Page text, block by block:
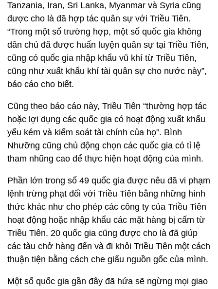
Tanzania, Iran, Sri Lanka, Myanmar và Syria cũng
được cho là đã hợp tác quân sự với Triều Tiên.
“Trong một số trường hợp, một số quốc gia không
dân chủ đã được huấn luyện quân sự tại Triều Tiên,
cũng có quốc gia nhập khẩu vũ khí từ Triều Tiên,
cũng như xuất khẩu khí tài quân sự cho nước này”,
báo cáo cho biết.
Cũng theo báo cáo này, Triều Tiên “thường hợp tác
hoặc lợi dụng các quốc gia có hoạt động xuất khẩu
yếu kém và kiểm soát tài chính của họ”. Bình
Nhưỡng cũng chủ động chọn các quốc gia có tỉ lệ
tham nhũng cao để thực hiện hoạt động của mình.
Phần lớn trong số 49 quốc gia được nêu đã vi phạm
lệnh trừng phạt đối với Triều Tiên bằng những hình
thức khác như cho phép các công ty của Triều Tiên
hoạt động hoặc nhập khẩu các mặt hàng bị cấm từ
Triều Tiên. 20 quốc gia cũng được cho là đã giúp
các tàu chở hàng đến và đi khỏi Triều Tiên một cách
thuận tiện bằng cách che giấu nguồn gốc của mình.
Một số quốc gia gần đây đã hứa sẽ ngừng mọi giao